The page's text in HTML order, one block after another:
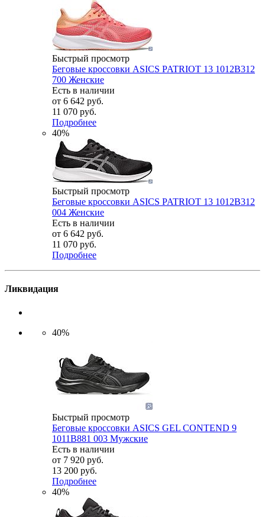
Быстрый просмотр
Беговые кроссовки ASICS PATRIOT 13 1012B312
700 Женские
Есть в наличии
от 6 642 руб.
11 070 руб.
Подробнее
40%
Быстрый просмотр
Беговые кроссовки ASICS PATRIOT 13 1012B312
004 Женские
Есть в наличии
от 6 642 руб.
11 070 руб.
Подробнее
Ликвидация
40%
Быстрый просмотр
Беговые кроссовки ASICS GEL CONTEND 9
1011B881 003 Мужские
Есть в наличии
от 7 920 руб.
13 200 руб.
Подробнее
40%